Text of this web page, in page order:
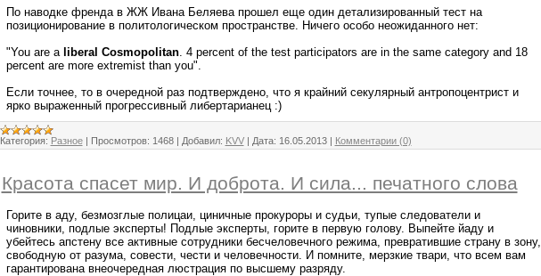
По наводке френда в ЖЖ Ивана Беляева прошел еще один детализированный тест на
позиционирование в политологическом пространстве. Ничего особо неожиданного нет:
"You are a liberal Cosmopolitan. 4 percent of the test participators are in the same category and 18
percent are more extremist than you".
Если точнее, то в очередной раз подтверждено, что я крайний секулярный антропоцентрист и
ярко выраженный прогрессивный либертарианец :)
Категория: Разное | Просмотров: 1468 | Добавил: KVV | Дата: 16.05.2013 | Комментарии (0)
Красота спасет мир. И доброта. И сила... печатного слова
Горите в аду, безмозглые полицаи, циничные прокуроры и судьи, тупые следователи и
чиновники, подлые эксперты! Подлые эксперты, горите в первую голову. Выпейте йаду и
убейтесь апстену все активные сотрудники бесчеловечного режима, превратившие страну в зону,
свободную от разума, совести, чести и человечности. И помните, мерзкие твари, что всем вам
гарантирована внеочередная люстрация по высшему разряду.